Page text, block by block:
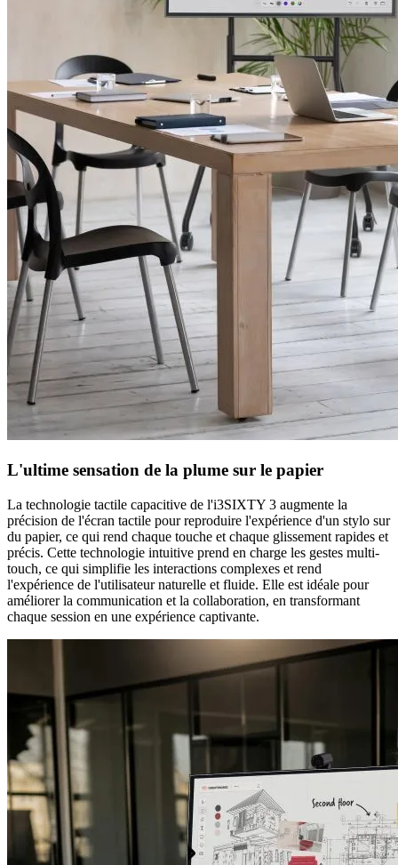
L'ultime sensation de la plume sur le papier
La technologie tactile capacitive de l'i3SIXTY 3 augmente la
précision de l'écran tactile pour reproduire l'expérience d'un stylo sur
du papier, ce qui rend chaque touche et chaque glissement rapides et
précis. Cette technologie intuitive prend en charge les gestes multi-
touch, ce qui simplifie les interactions complexes et rend
l'expérience de l'utilisateur naturelle et fluide. Elle est idéale pour
améliorer la communication et la collaboration, en transformant
chaque session en une expérience captivante.